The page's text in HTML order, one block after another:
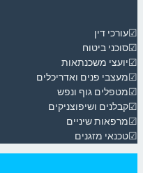
☑עורכי דין
☑סוכני ביטוח
☑יועצי משכנתאות
☑מעצבי פנים ואדריכלים
☑מטפלים גוף ונפש
☑קבלנים ושיפוצניקים
☑מרפאות שיניים
☑טכנאי מזגנים